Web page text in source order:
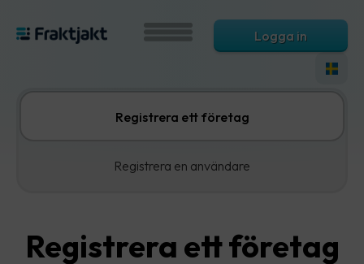
Logga in
Registrera ett företag
Registrera en användare
Registrera ett företag